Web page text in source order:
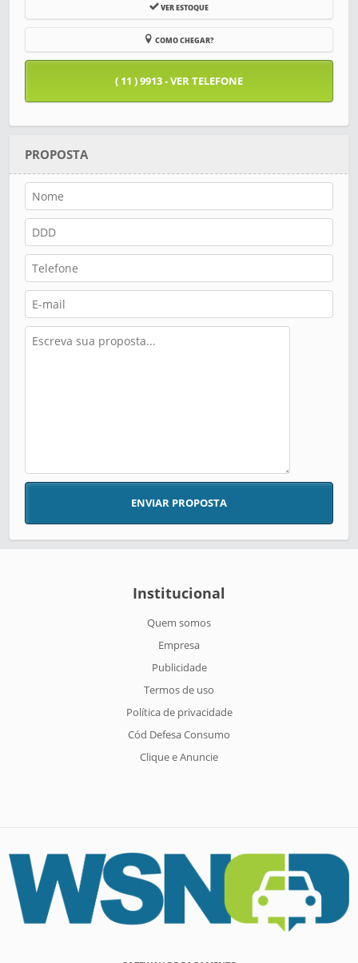
VER ESTOQUE
COMO CHEGAR?
( 11 ) 9913 - VER TELEFONE
PROPOSTA
ENVIAR PROPOSTA
Institucional
Quem somos
Empresa
Publicidade
Termos de uso
Política de privacidade
Cód Defesa Consumo
Clique e Anuncie